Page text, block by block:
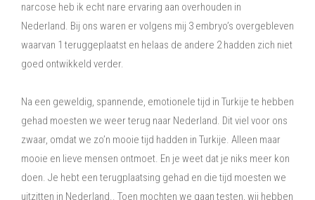
narcose heb ik echt nare ervaring aan overhouden in
Nederland. Bij ons waren er volgens mij 3 embryo’s overgebleven
waarvan 1 teruggeplaatst en helaas de andere 2 hadden zich niet
goed ontwikkeld verder.
Na een geweldig, spannende, emotionele tijd in Turkije te hebben
gehad moesten we weer terug naar Nederland. Dit viel voor ons
zwaar, omdat we zo’n mooie tijd hadden in Turkije. Alleen maar
mooie en lieve mensen ontmoet. En je weet dat je niks meer kon
doen. Je hebt een terugplaatsing gehad en die tijd moesten we
uitzitten in Nederland.. Toen mochten we gaan testen, wij hebben